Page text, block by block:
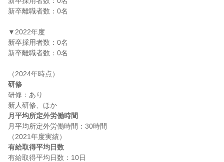
新卒離職者数：0名
▼2022年度
新卒採用者数：0名
新卒離職者数：0名
研修
研修：あり
月平均所定外労働時間
月平均所定外労働時間：30時間
有給取得平均日数
有給取得平均日数：10日